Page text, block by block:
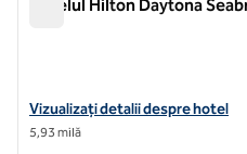
Hotelul Hilton Daytona
Vizualizați detaliile hotelului
Vizualizați detalii despre hotel
5,93 milă